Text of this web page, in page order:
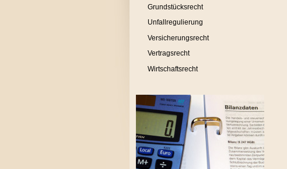
Grundstücksrecht
Unfallregulierung
Versicherungsrecht
Vertragsrecht
Wirtschaftsrecht